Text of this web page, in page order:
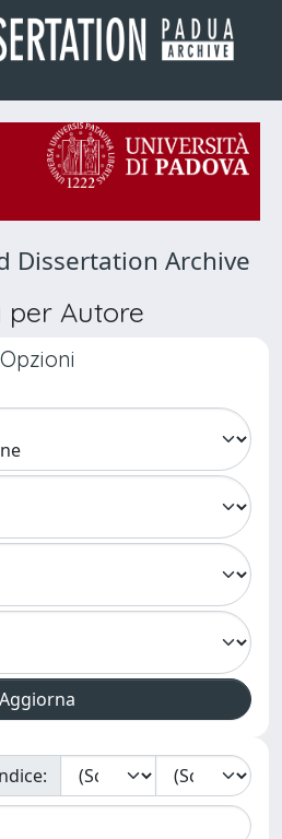
Dissertation Archive
per Autore
Opzioni